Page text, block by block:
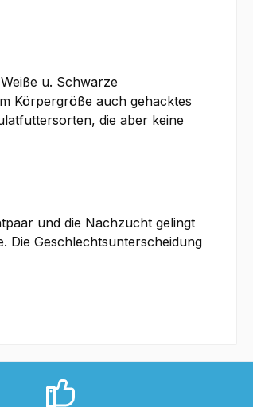
u. Schwarze
Körpergröße auch gehacktes
die aber keine
und die Nachzucht gelingt
Die Geschlechtsunterscheidung